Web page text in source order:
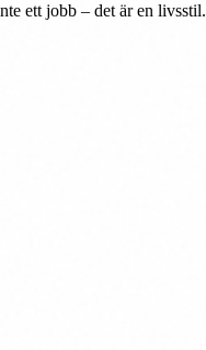
ett jobb – det är en livsstil.